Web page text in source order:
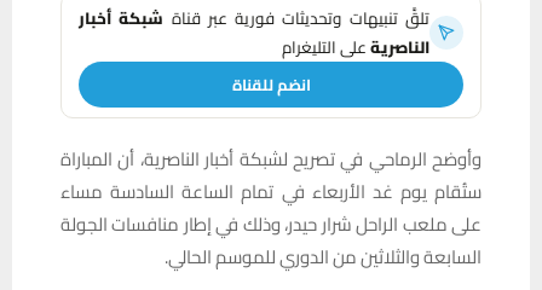
تلقَّ تنبيهات وتحديثات فورية عبر قناة شبكة أخبار
الناصريةعلى التليغرام
انضم للقناة
وأوضح الرماحي في تصريح لشبكة أخبار الناصرية، أن المباراة
ستُقام يوم غد الأربعاء في تمام الساعة السادسة مساء
على ملعب الراحل شرار حيدر، وذلك في إطار منافسات الجولة
السابعة والثلاثين من الدوري للموسم الحالي.